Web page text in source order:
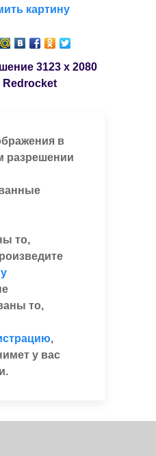
картину
3123 x 2080
Redrocket
в
разрешении
то,
то,
,
у вас